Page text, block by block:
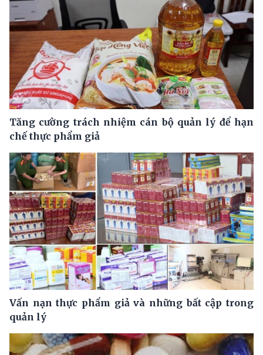
Tăng cường trách nhiệm cán bộ quản lý để hạn
chế thực phẩm giả
Vấn nạn thực phẩm giả và những bất cập trong
quản lý